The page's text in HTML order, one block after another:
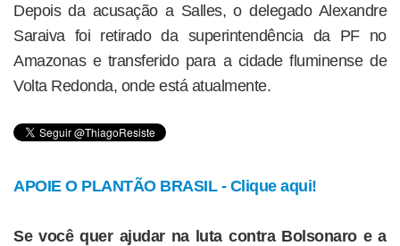
Depois da acusação a Salles, o delegado Alexandre
Saraiva foi retirado da superintendência da PF no
Amazonas e transferido para a cidade fluminense de
Volta Redonda, onde está atualmente.
APOIE O PLANTÃO BRASIL - Clique aqui!
Se você quer ajudar na luta contra Bolsonaro e a